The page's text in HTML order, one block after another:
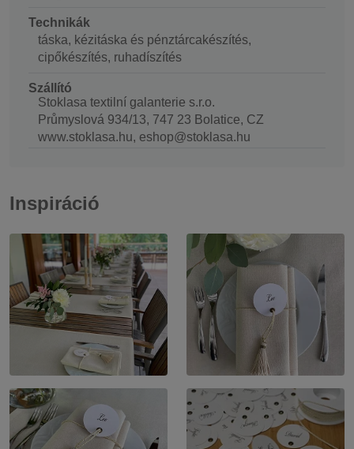
Technikák
táska, kézitáska és pénztárcakészítés,
cipőkészítés, ruhadíszítés
Szállító
Stoklasa textilní galanterie s.r.o.
Průmyslová 934/13, 747 23 Bolatice, CZ
www.stoklasa.hu, eshop@stoklasa.hu
Inspiráció